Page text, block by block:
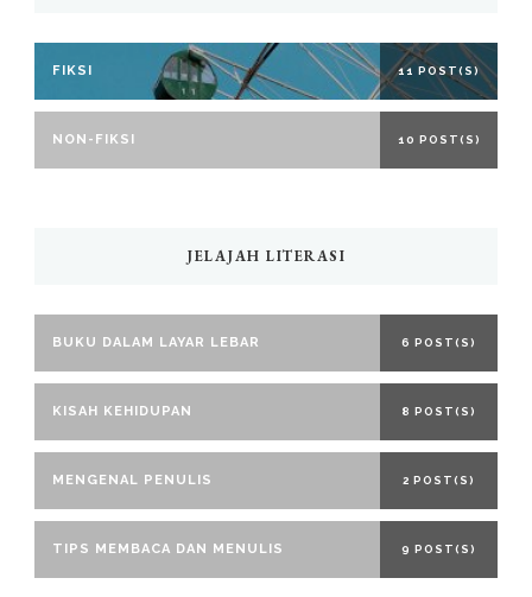
FIKSI 11 POST(S)
NON-FIKSI 10 POST(S)
JELAJAH LITERASI
BUKU DALAM LAYAR LEBAR 6 POST(S)
KISAH KEHIDUPAN 8 POST(S)
MENGENAL PENULIS 2 POST(S)
TIPS MEMBACA DAN MENULIS 9 POST(S)